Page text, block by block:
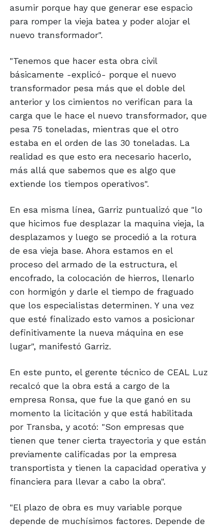
asumir porque hay que generar ese espacio
para romper la vieja batea y poder alojar el
nuevo transformador".
"Tenemos que hacer esta obra civil
básicamente -explicó- porque el nuevo
transformador pesa más que el doble del
anterior y los cimientos no verifican para la
carga que le hace el nuevo transformador, que
pesa 75 toneladas, mientras que el otro
estaba en el orden de las 30 toneladas. La
realidad es que esto era necesario hacerlo,
más allá que sabemos que es algo que
extiende los tiempos operativos".
En esa misma línea, Garriz puntualizó que "lo
que hicimos fue desplazar la maquina vieja, la
desplazamos y luego se procedió a la rotura
de esa vieja base. Ahora estamos en el
proceso del armado de la estructura, el
encofrado, la colocación de hierros, llenarlo
con hormigón y darle el tiempo de fraguado
que los especialistas determinen. Y una vez
que esté finalizado esto vamos a posicionar
definitivamente la nueva máquina en ese
lugar", manifestó Garriz.
En este punto, el gerente técnico de CEAL Luz
recalcó que la obra está a cargo de la
empresa Ronsa, que fue la que ganó en su
momento la licitación y que está habilitada
por Transba, y acotó: "Son empresas que
tienen que tener cierta trayectoria y que están
previamente calificadas por la empresa
transportista y tienen la capacidad operativa y
financiera para llevar a cabo la obra".
"El plazo de obra es muy variable porque
depende de muchísimos factores. Depende de